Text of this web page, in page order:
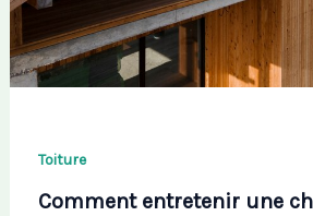
Toiture
Comment entretenir une